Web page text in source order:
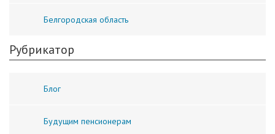
Белгородская область
Рубрикатор
Блог
Будущим пенсионерам